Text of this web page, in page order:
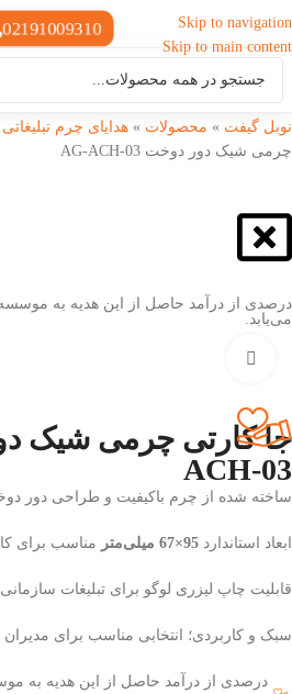
Skip to navigation
Skip to main content
02191009310
نوبل گیفت » محصولات » هدایای چرم تبلیغاتی
چرمی شیک دور دوخت AG-ACH-03
درصدی از درآمد حاصل از این هدیه به
می‌یابد.
ACH-03
ساخته شده از چرم باکیفیت و طراحی دور
ابعاد استاندارد 95×67 میلی‌متر مناسب برای
قابلیت چاپ لیزری لوگو برای تبلیغات سازمانی
سبک و کاربردی؛ انتخابی مناسب برای
درصدی از درآمد حاصل از این هدیه به